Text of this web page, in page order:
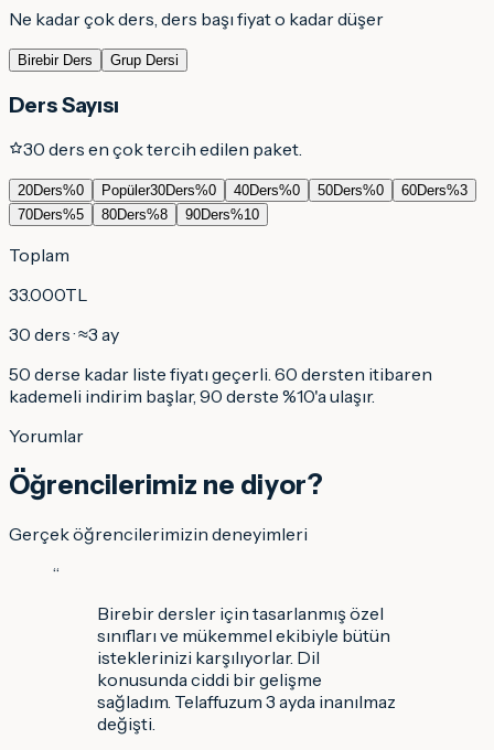
Ne kadar çok ders, ders başı fiyat o kadar düşer
Birebir Ders Grup Dersi
Ders Sayısı
30 ders en çok tercih edilen paket.
20Ders%0 Popüler30Ders%0 40Ders%0 50Ders%0 60Ders%3
70Ders%5 80Ders%8 90Ders%10
Toplam
33.000TL
30 ders · ≈3 ay
50 derse kadar liste fiyatı geçerli. 60 dersten itibaren
kademeli indirim başlar, 90 derste %10'a ulaşır.
Yorumlar
Öğrencilerimiz ne diyor?
Gerçek öğrencilerimizin deneyimleri
“
Birebir dersler için tasarlanmış özel
sınıfları ve mükemmel ekibiyle bütün
isteklerinizi karşılıyorlar. Dil
konusunda ciddi bir gelişme
sağladım. Telaffuzum 3 ayda inanılmaz
değişti.